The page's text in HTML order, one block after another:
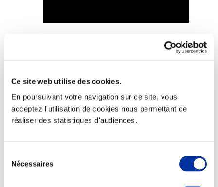
Ce site web utilise des cookies.
En poursuivant votre navigation sur ce site, vous
acceptez l'utilisation de cookies nous permettant de
réaliser des statistiques d'audiences.
Nécessaires
Partenaire Climat